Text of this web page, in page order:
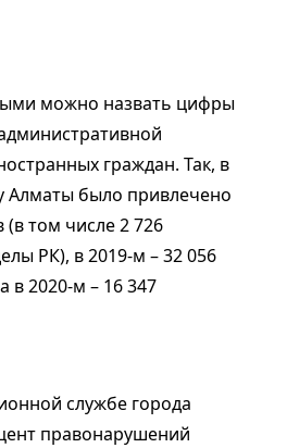
можно назвать цифры
граждан. Так, в
Алматы было привлечено
(в том числе 2 726
РК), в 2019-м – 32 056
в 2020-м – 16 347
службе города
правонарушений